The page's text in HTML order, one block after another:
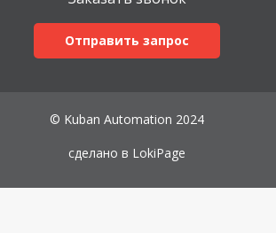
Отправить запрос
© Kuban Automation 2024
сделано в LokiPage